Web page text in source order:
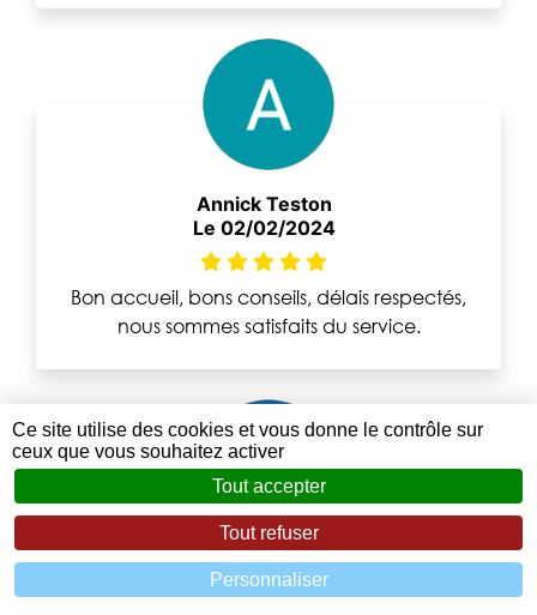
Annick Teston
Le 02/02/2024
Bon accueil, bons conseils, délais respectés,
nous sommes satisfaits du service.
Eric Chaintron
Le 18/01/2024
Ce site utilise des cookies et vous donne le contrôle sur
ceux que vous souhaitez activer
Tout accepter
Tout refuser
Personnaliser